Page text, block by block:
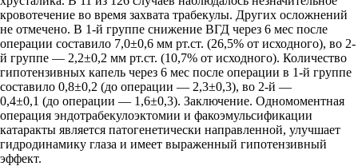
кровотечение во время захвата трабекулы. Других осложнений
не отмечено. В 1-й группе снижение ВГД через 6 мес после
операции составило 7,0±0,6 мм рт.ст. (26,5% от исходного), во 2-
й группе — 2,2±0,2 мм рт.ст. (10,7% от исходного). Количество
гипотензивных капель через 6 мес после операции в 1-й группе
составило 0,8±0,2 (до операции — 2,3±0,3), во 2-й —
0,4±0,1 (до операции — 1,6±0,3). Заключение. Одномоментная
операция эндотрабекулоэктомии и факоэмульсификации
катаракты является патогенетически направленной, улучшает
гидродинамику глаза и имеет выраженный гипотензивный
эффект.